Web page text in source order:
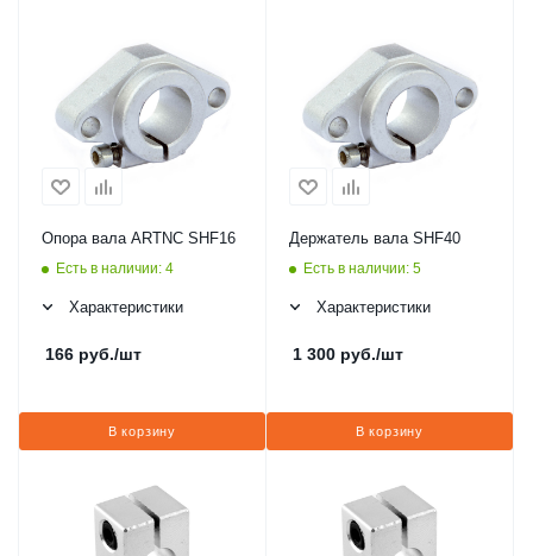
Опора вала ARTNC SHF16
Есть в наличии: 4
Характеристики
166 руб./шт
В корзину
Держатель вала SHF40
Есть в наличии: 5
Характеристики
1 300 руб./шт
В корзину